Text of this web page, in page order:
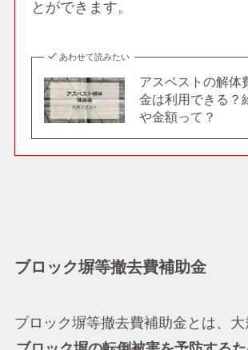
とができます。
あわせて読みたい
アスベストの解体
金は利用できる？
や金額って？
ブロック塀等撤去費補助金
ブロック塀等撤去費補助金とは、